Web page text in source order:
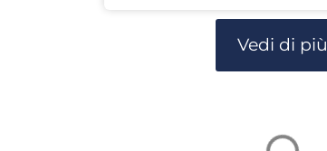
Vedi di più